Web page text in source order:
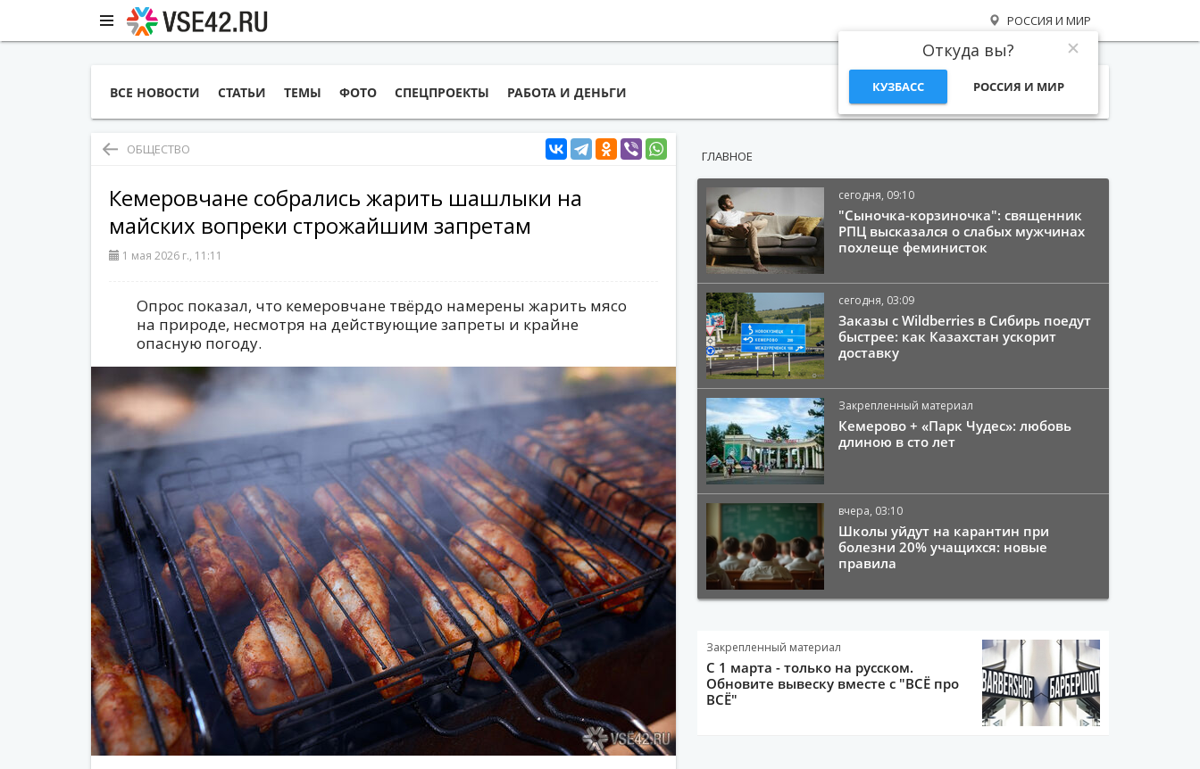
РОССИЯ И МИР
Откуда вы?
КУЗБАСС РОССИЯ И МИР
ВСЕ НОВОСТИ СТАТЬИ ТЕМЫ ФОТО СПЕЦПРОЕКТЫ РАБОТА И ДЕНЬГИ
ОБЩЕСТВО
Кемеровчане собрались жарить шашлыки на
майских вопреки строжайшим запретам
1 мая 2026 г., 11:11
Опрос показал, что кемеровчане твёрдо намерены жарить мясо
на природе, несмотря на действующие запреты и крайне
опасную погоду.
ГЛАВНОЕ
сегодня, 09:10
"Сыночка-корзиночка": священник
РПЦ высказался о слабых мужчинах
похлеще феминисток
сегодня, 03:09
Заказы с Wildberries в Сибирь поедут
быстрее: как Казахстан ускорит
доставку
Закрепленный материал
Кемерово + «Парк Чудес»: любовь
длиною в сто лет
вчера, 03:10
Школы уйдут на карантин при
болезни 20% учащихся: новые
правила
Закрепленный материал
С 1 марта - только на русском.
Обновите вывеску вместе с "ВСЁ про
ВСЁ"